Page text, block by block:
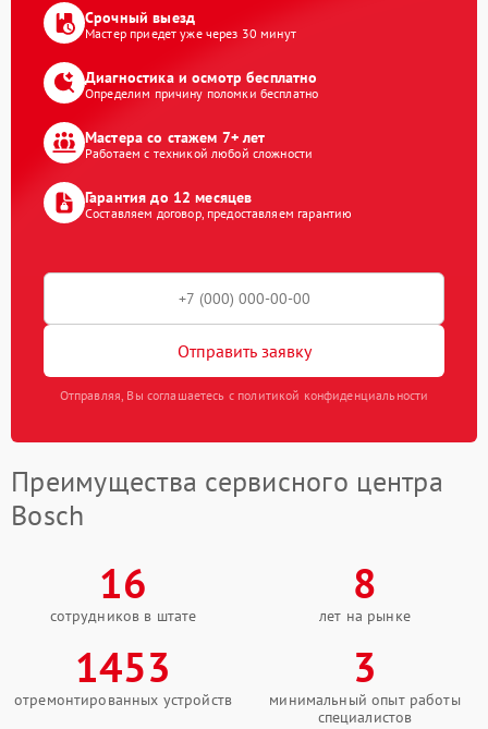
Срочный выезд
Мастер приедет уже через 30 минут
Диагностика и осмотр бесплатно
Определим причину поломки бесплатно
Мастера со стажем 7+ лет
Работаем с техникой любой сложности
Гарантия до 12 месяцев
Составляем договор, предоставляем гарантию
Отправить заявку
Отправляя, Вы соглашаетесь с политикой конфиденциальности
Преимущества сервисного центра
Bosch
16
сотрудников в штате
8
лет на рынке
1453
отремонтированных устройств
3
минимальный опыт работы
специалистов